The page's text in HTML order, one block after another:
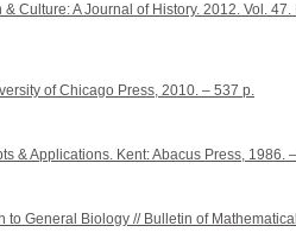
Culture: A Journal of History. 2012. Vol. 47.
of Chicago Press, 2010. – 537 p.
& Applications. Kent: Abacus Press, 1986.
to General Biology // Bulletin of